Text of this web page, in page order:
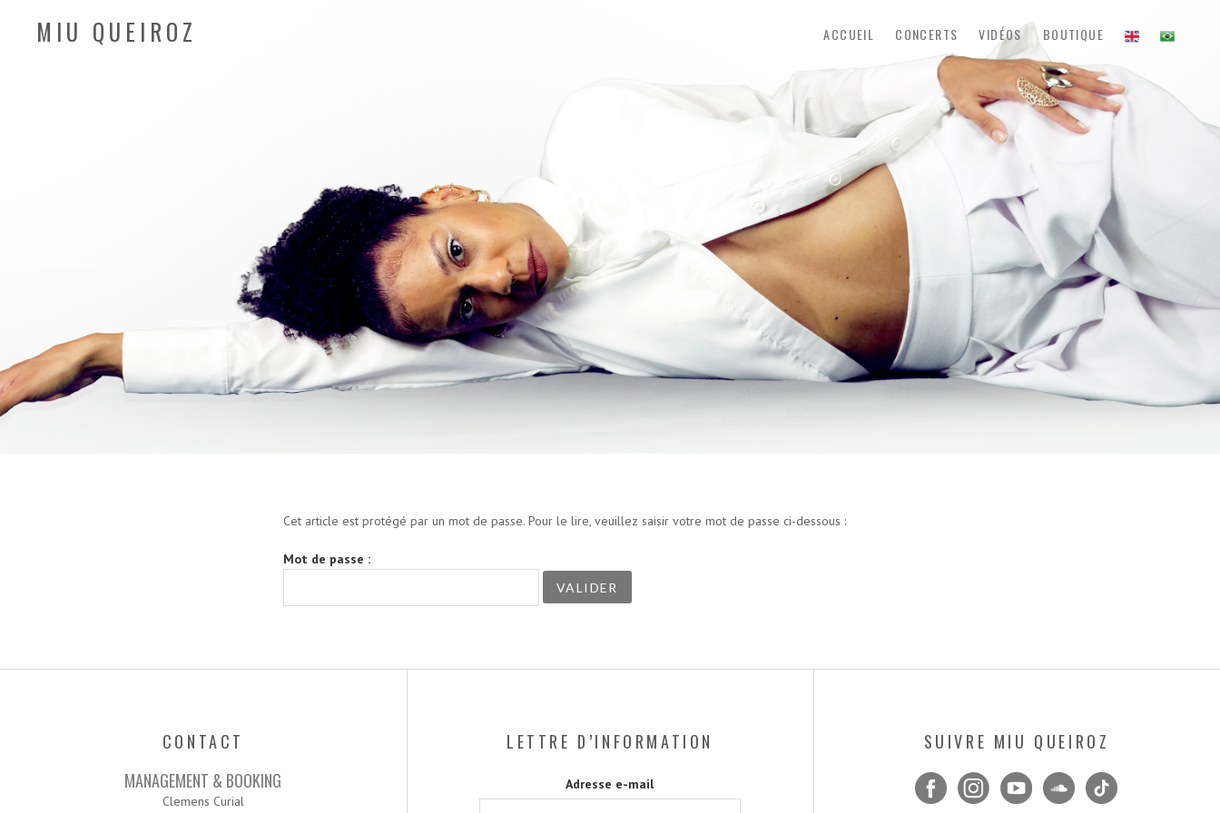
MIU QUEIROZ ACCUEIL CONCERTS VIDÉOS BOUTIQUE
E
B
PROTÉGÉ : MIU QUEIROZ – DÉMO
2025 (EXTRAITS)
PROTÉGÉ :
QUEIROZ
(EXTRAITS)
Cet article est protégé par un mot de passe. Pour le lire, veuillez saisir votre mot de passe ci-dessous :
Mot de passe :
CONTACT
MANAGEMENT & BOOKING
Clemens Curial
LETTRE D’INFORMATION
Adresse e-mail
SUIVRE MIU QUEIROZ